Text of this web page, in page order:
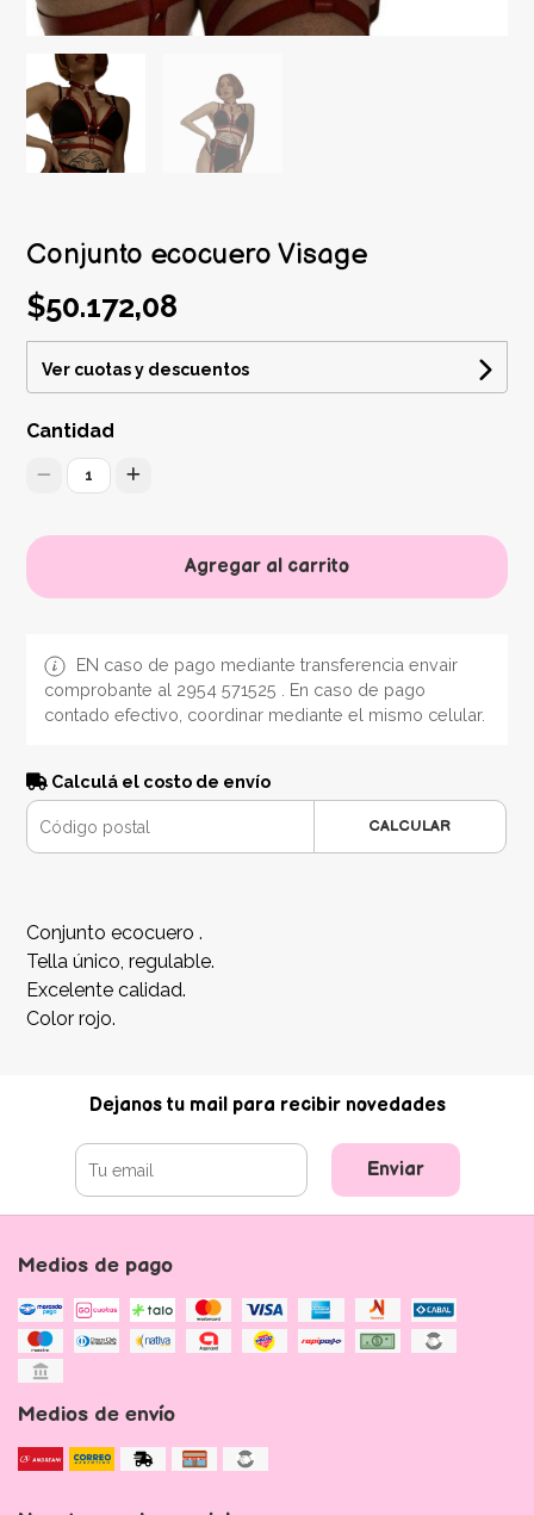
Conjunto ecocuero Visage
$50.172,08
Ver cuotas y descuentos
Cantidad
1
Agregar al carrito
EN caso de pago mediante transferencia envair
comprobante al 2954 571525 . En caso de pago
contado efectivo, coordinar mediante el mismo celular.
Calculá el costo de envío
CALCULAR
Conjunto ecocuero .
Tella único, regulable.
Excelente calidad.
Color rojo.
Dejanos tu mail para recibir novedades
Enviar
Medios de pago
Medios de envío